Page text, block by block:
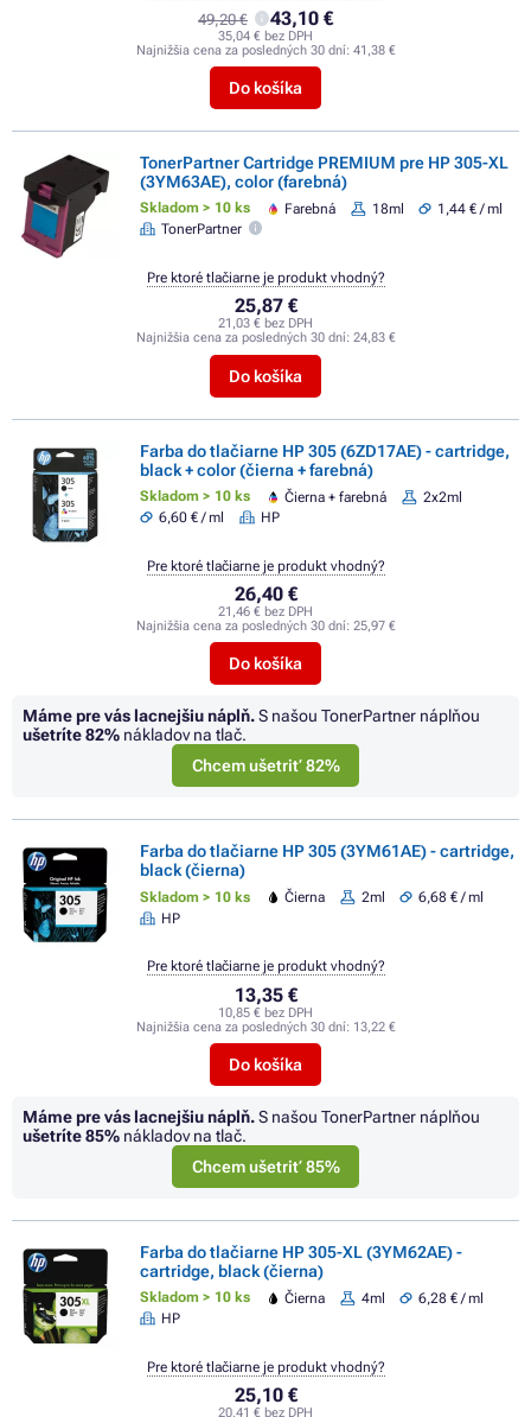
49,20 € 43,10 €
35,04 € bez DPH
Najnižšia cena za posledných 30 dní: 41,38 €
Do košíka
TonerPartner Cartridge PREMIUM pre HP 305-XL
(3YM63AE), color (farebná)
Skladom > 10 ks Farebná 18ml
1,44 € / ml
TonerPartner
25,87 €
21,03 € bez DPH
Najnižšia cena za posledných 30 dní: 24,83 €
Do košíka
Pre ktoré tlačiarne je produkt vhodný?
Farba do tlačiarne HP 305 (6ZD17AE) - cartridge,
black + color (čierna + farebná)
Skladom > 10 ks Čierna + farebná
2x2ml
6,60 € / ml
HP
26,40 €
21,46 € bez DPH
Najnižšia cena za posledných 30 dní: 25,97 €
Do košíka
Pre ktoré tlačiarne je produkt vhodný?
Máme pre vás lacnejšiu náplň.S našou TonerPartner náplňou
ušetríte82% nákladov na tlač.
Chcem ušetriť 82%
Farba do tlačiarne HP 305 (3YM61AE) - cartridge,
black (čierna)
Skladom > 10 ks Čierna 2ml
6,68 € / ml
HP
13,35 €
10,85 € bez DPH
Najnižšia cena za posledných 30 dní: 13,22 €
Do košíka
Pre ktoré tlačiarne je produkt vhodný?
Máme pre vás lacnejšiu náplň.S našou TonerPartner náplňou
ušetríte85% nákladov na tlač.
Chcem ušetriť 85%
Farba do tlačiarne HP 305-XL (3YM62AE) -
cartridge, black (čierna)
Skladom > 10 ks Čierna 4ml
6,28 € / ml
HP
25,10 €
20,41 € bez DPH
Pre ktoré tlačiarne je produkt vhodný?